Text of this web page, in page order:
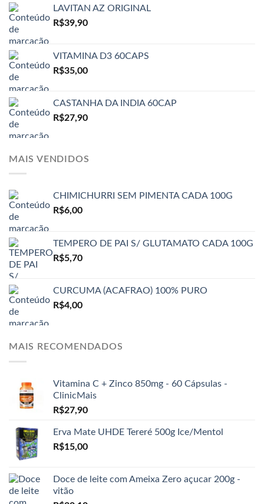
LAVITAN AZ ORIGINAL
R$39,90
VITAMINA D3 60CAPS
R$35,00
CASTANHA DA INDIA 60CAP
R$27,90
MAIS VENDIDOS
CHIMICHURRI SEM PIMENTA CADA 100G
R$6,00
TEMPERO DE PAI S/ GLUTAMATO CADA 100G
R$5,70
CURCUMA (ACAFRAO) 100% PURO
R$4,00
MAIS RECOMENDADOS
Vitamina C + Zinco 850mg - 60 Cápsulas -
ClinicMais
R$27,90
Erva Mate UHDE Tereré 500g Ice/Mentol
R$15,00
Doce de leite com Ameixa Zero açucar 200g -
vitão